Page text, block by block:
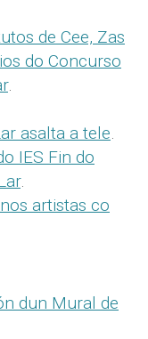
de Cee, Zas
do Concurso
.
asalta a tele.
IES Fin do
.
artistas co
dun Mural de